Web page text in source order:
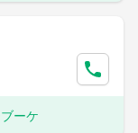
ーケ